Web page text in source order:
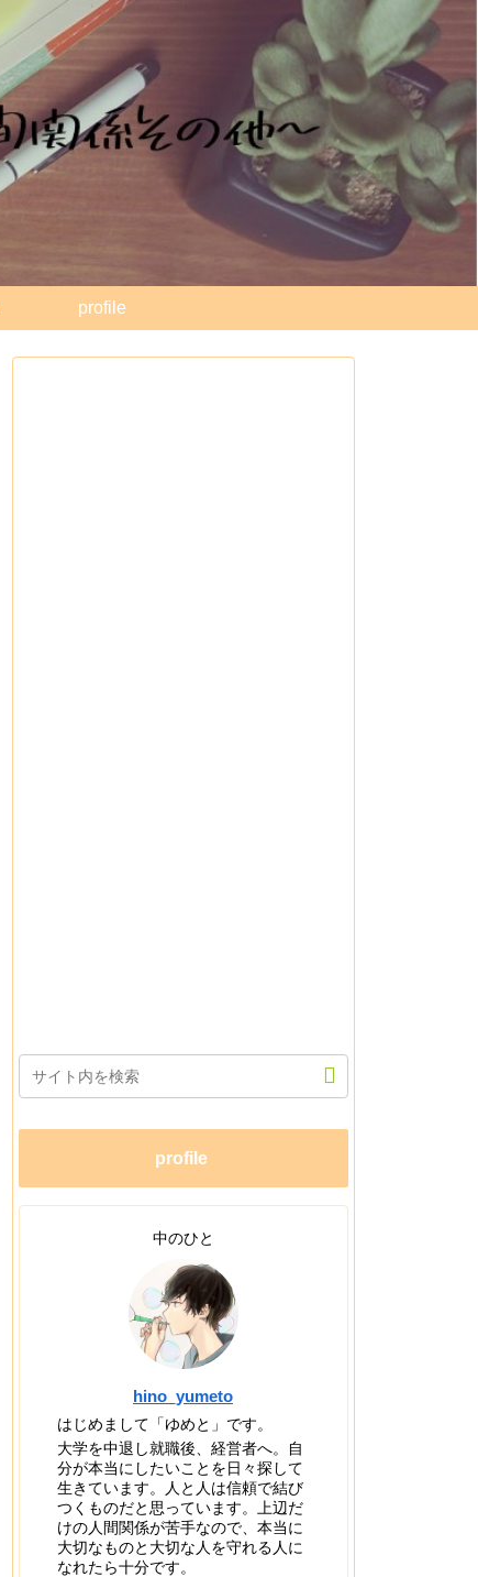
profile
profile
中のひと
hino_yumeto
はじめまして「ゆめと」です。
大学を中退し就職後、経営者へ。自
分が本当にしたいことを日々探して
生きています。人と人は信頼で結び
つくものだと思っています。上辺だ
けの人間関係が苦手なので、本当に
大切なものと大切な人を守れる人に
なれたら十分です。